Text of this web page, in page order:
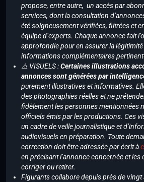
propose, entre autre, un accès par
services, dont la consultation
été soigneusement vérifiées, filtrées et
équipe d’experts. Chaque annonce fait
approfondie pour en assurer la
informations complémentaires
⚠️ VISUELS :Certaines illustrations
annonces sont générées par
purement illustratives et informatives.
des photographies réelles et ne
fidèlement les personnes mentionnées
officiels émis par les productions. Ces
un cadre de veille journalistique et
audiovisuels en préparation. Toute
correction doit être adressée par écrit à
en précisant l’annonce concernée et les
corriger ou retirer.
Figurants collabore depuis près de vingt